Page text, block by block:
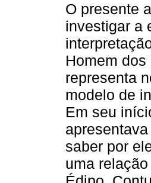
O presente
investigar a
Homem
representa
modelo de
Em seu
saber por
uma